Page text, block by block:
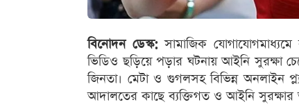
বিনোদন ডেস্ক:সামাজিক যোগাযোগমাধ্যমে
ভিডিও ছড়িয়ে পড়ার ঘটনায় আইনি সুরক্ষা
জিনতা। মেটা ও গুগলসহ বিভিন্ন অনলাইন
আদালতের কাছে ব্যক্তিগত ও আইনি সুরক্ষার